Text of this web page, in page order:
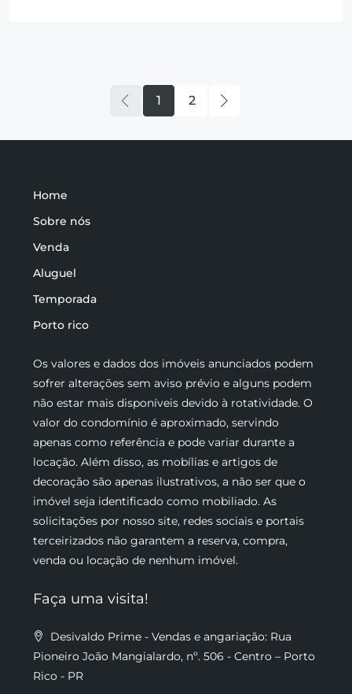
1 2
Home
Sobre nós
Venda
Aluguel
Temporada
Porto rico
Os valores e dados dos imóveis anunciados podem
sofrer alterações sem aviso prévio e alguns podem
não estar mais disponíveis devido à rotatividade. O
valor do condomínio é aproximado, servindo
apenas como referência e pode variar durante a
locação. Além disso, as mobílias e artigos de
decoração são apenas ilustrativos, a não ser que o
imóvel seja identificado como mobiliado. As
solicitações por nosso site, redes sociais e portais
terceirizados não garantem a reserva, compra,
venda ou locação de nenhum imóvel.
Faça uma visita!
Desivaldo Prime - Vendas e angariação: Rua
Pioneiro João Mangialardo, nº. 506 - Centro – Porto
Rico - PR